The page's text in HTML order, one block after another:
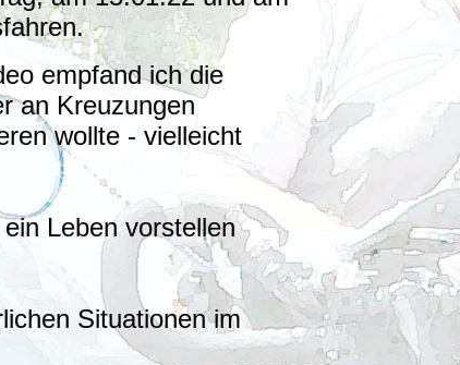
empfand ich die
an Kreuzungen
wollte - vielleicht
Leben vorstellen
Situationen im